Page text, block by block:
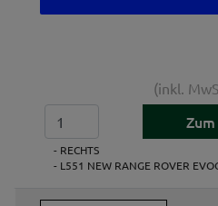
(inkl.
- RECHTS
- L551 NEW RANGE ROVER